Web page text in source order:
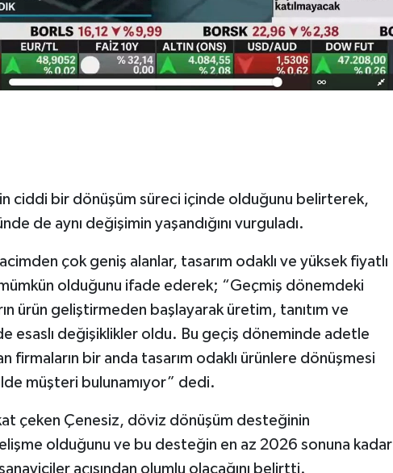
ciddi bir dönüşüm süreci içinde olduğunu belirterek,
de aynı değişimin yaşandığını vurguladı.
çok geniş alanlar, tasarım odaklı ve yüksek fiyatlı
olduğunu ifade ederek; “Geçmiş dönemdeki
ürün geliştirmeden başlayarak üretim, tanıtım ve
esaslı değişiklikler oldu. Bu geçiş döneminde adetle
firmaların bir anda tasarım odaklı ürünlere dönüşmesi
müşteri bulunamıyor” dedi.
çeken Çenesiz, döviz dönüşüm desteğinin
olduğunu ve bu desteğin en az 2026 sonuna kadar
açısından olumlu olacağını belirtti.